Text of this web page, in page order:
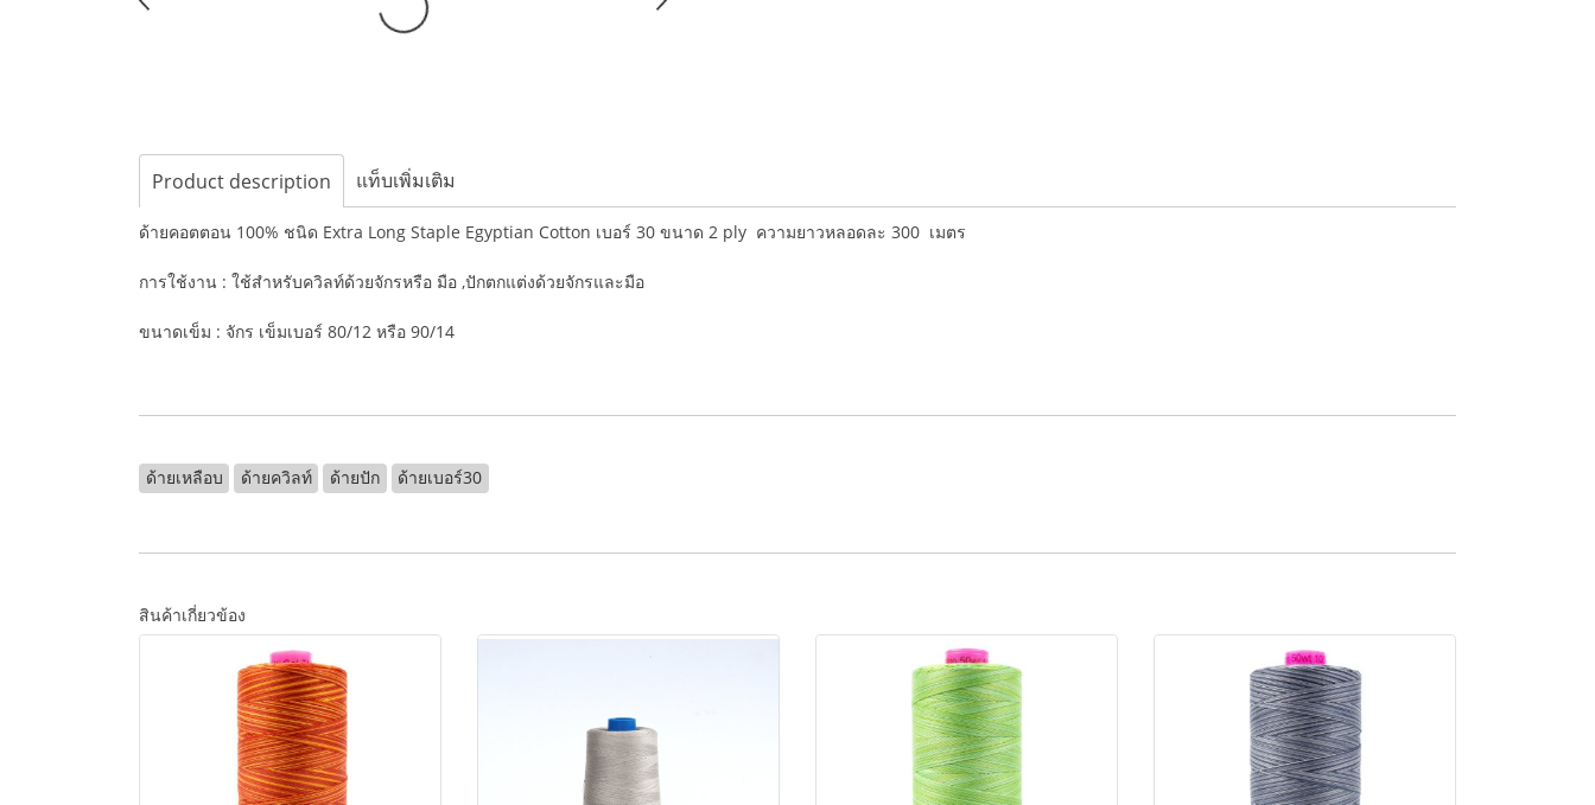
Product description แท็บเพิ่มเติม
ด้ายคอตตอน 100% ชนิด Extra Long Staple Egyptian Cotton เบอร์ 30 ขนาด 2 ply ความยาวหลอดละ 300 เมตร
การใช้งาน : ใช้สำหรับควิลท์ด้วยจักรหรือ มือ ,ปักตกแต่งด้วยจักรและมือ
ขนาดเข็ม : จักร เข็มเบอร์ 80/12 หรือ 90/14
ด้ายเหลือบ ด้ายควิลท์ ด้ายปัก ด้ายเบอร์30
สินค้าเกี่ยวข้อง